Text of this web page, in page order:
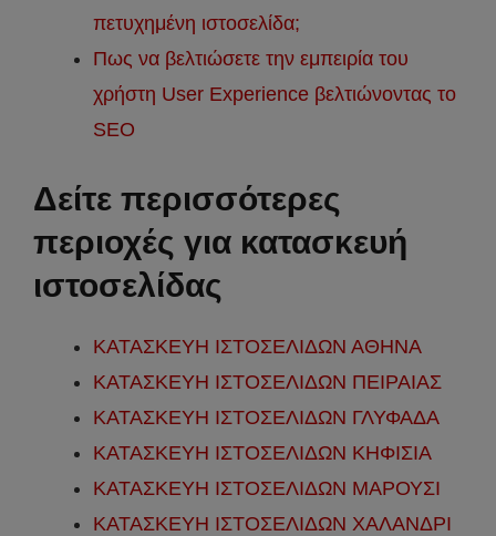
πετυχημένη ιστοσελίδα;
Πως να βελτιώσετε την εμπειρία του
χρήστη User Experience βελτιώνοντας το
SEO
Δείτε περισσότερες
περιοχές για κατασκευή
ιστοσελίδας
ΚΑΤΑΣΚΕΥΗ ΙΣΤΟΣΕΛΙΔΩΝ ΑΘΗΝΑ
ΚΑΤΑΣΚΕΥΗ ΙΣΤΟΣΕΛΙΔΩΝ ΠΕΙΡΑΙΑΣ
ΚΑΤΑΣΚΕΥΗ ΙΣΤΟΣΕΛΙΔΩΝ ΓΛΥΦΑΔΑ
ΚΑΤΑΣΚΕΥΗ ΙΣΤΟΣΕΛΙΔΩΝ ΚΗΦΙΣΙΑ
ΚΑΤΑΣΚΕΥΗ ΙΣΤΟΣΕΛΙΔΩΝ ΜΑΡΟΥΣΙ
ΚΑΤΑΣΚΕΥΗ ΙΣΤΟΣΕΛΙΔΩΝ ΧΑΛΑΝΔΡΙ